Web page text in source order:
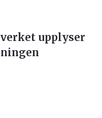
upplyser